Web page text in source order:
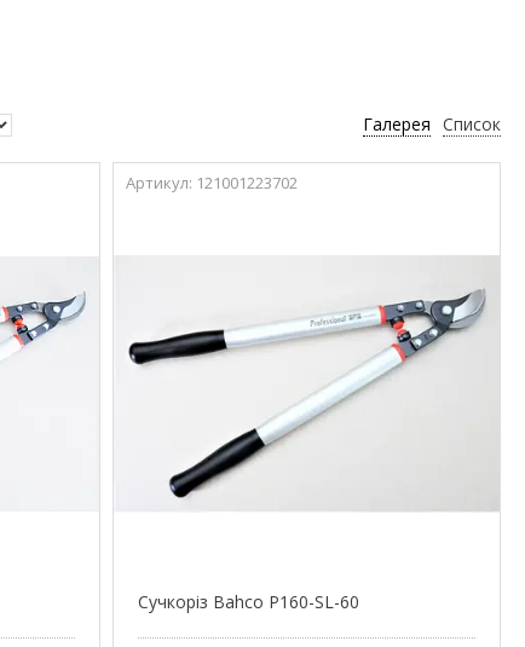
Галерея Список
121001223702
Сучкоріз Bahco P160-SL-60